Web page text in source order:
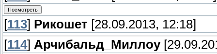
[113] Рикошет [28.09.2013, 12:18]
[114] Арчибальд_Миллоу